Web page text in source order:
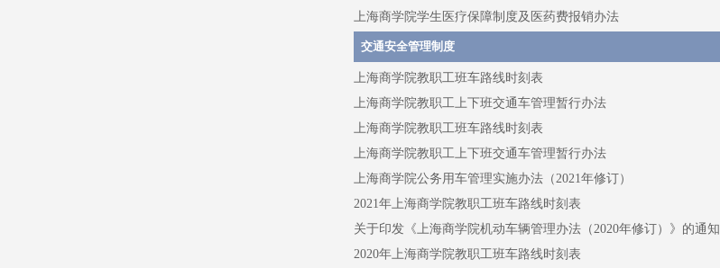
上海商学院学生医疗保障制度及医药费报销办法
交通安全管理制度
上海商学院教职工班车路线时刻表
上海商学院教职工上下班交通车管理暂行办法
上海商学院教职工班车路线时刻表
上海商学院教职工上下班交通车管理暂行办法
上海商学院公务用车管理实施办法（2021年修订）
2021年上海商学院教职工班车路线时刻表
关于印发《上海商学院机动车辆管理办法（2020年修订）》的通知
2020年上海商学院教职工班车路线时刻表